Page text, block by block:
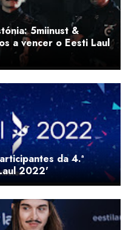
5miinust &
a vencer o Eesti Laul
da 4.ª
2022'